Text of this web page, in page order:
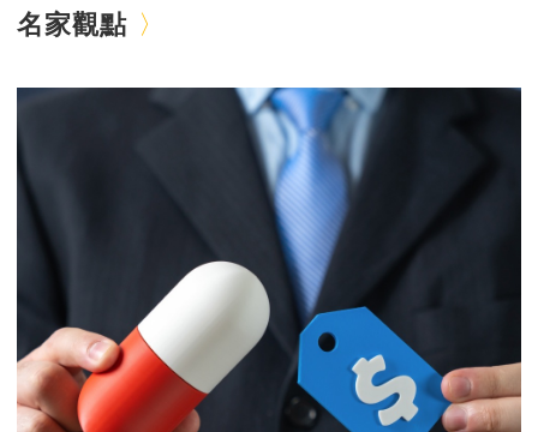
名家觀點